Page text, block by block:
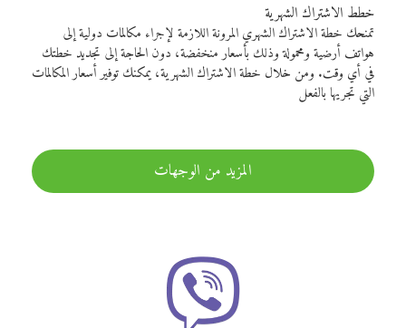
خطط الاشتراك الشهرية
تمنحك خطة الاشتراك الشهري المرونة اللازمة لإجراء مكالمات دولية إلى
هواتف أرضية ومحمولة وذلك بأسعار منخفضة، دون الحاجة إلى تجديد خطتك
في أي وقت. ومن خلال خطة الاشتراك الشهرية، يمكنك توفير أسعار المكالمات
التي تجريها بالفعل
المزيد من الوجهات